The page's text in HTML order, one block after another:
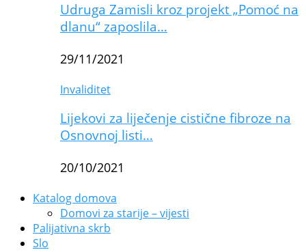
Udruga Zamisli kroz projekt „Pomoć na
dlanu“ zaposlila…
29/11/2021
Invaliditet
Lijekovi za liječenje cistične fibroze na
Osnovnoj listi…
20/10/2021
Katalog domova
Domovi za starije – vijesti
Palijativna skrb
Slo